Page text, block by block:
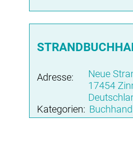
Adresse:
Neue
17454
Kategorien: